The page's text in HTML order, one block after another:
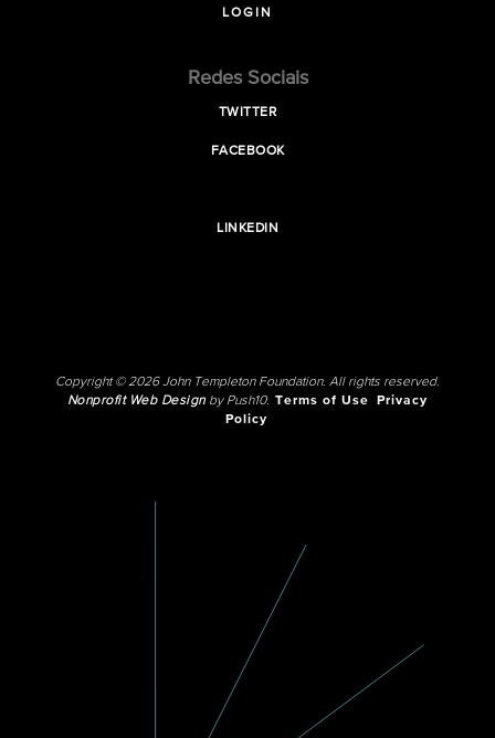
LOGIN
Redes Sociais
TWITTER
FACEBOOK
LINKEDIN
Copyright © 2026 John Templeton Foundation. All rights reserved.
Nonprofit Web Designby Push10. Terms of Use
Privacy
Policy